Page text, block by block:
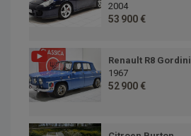
2004
53 900 €
Renault R8 Gordini
1967
52 900 €